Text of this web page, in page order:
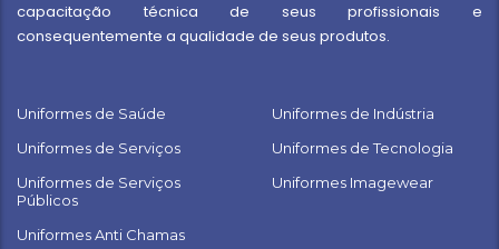
capacitação técnica de seus profissionais e
consequentemente a qualidade de seus produtos.
Uniformes de Saúde
Uniformes de Indústria
Uniformes de Serviços
Uniformes de Tecnologia
Uniformes de Serviços
Públicos
Uniformes Imagewear
Uniformes Anti Chamas